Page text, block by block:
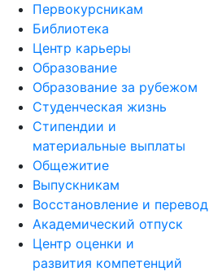
Первокурсникам
Библиотека
Центр карьеры
Образование
Образование за рубежом
Студенческая жизнь
Стипендии и
материальные выплаты
Общежитие
Выпускникам
Восстановление и перевод
Академический отпуск
Центр оценки и
развития компетенций